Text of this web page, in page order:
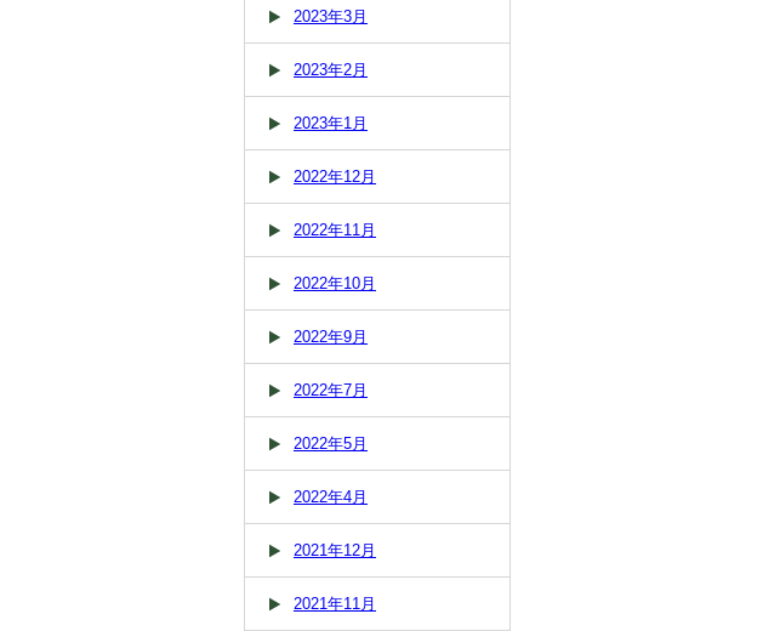
2023年3月
2023年2月
2023年1月
2022年12月
2022年11月
2022年10月
2022年9月
2022年7月
2022年5月
2022年4月
2021年12月
2021年11月